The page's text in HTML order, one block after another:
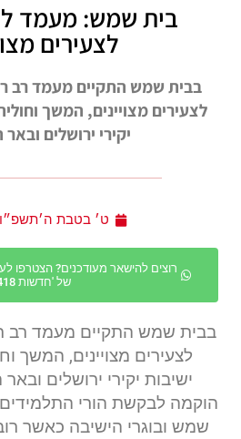
בית שמש: מעמד
לצעירים
בבית שמש התקיים מעמד רב
לצעירים מצויינים, המשך
יקירי ירושלים
ט׳ בטבת
רוצים להישאר מעודכנים? הצטרפו
של 'חדשות 418'
בבית שמש התקיים מעמד רב
לצעירים מצויינים, המשך
ישיבות יקירי ירושלים
הוקמה לבקשת הורי
שמש ובוגרי הישיבה כאשר